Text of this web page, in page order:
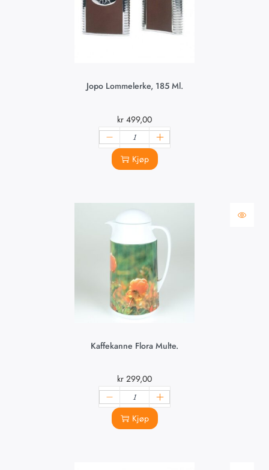
Jopo Lommelerke, 185 Ml.
kr 499,00
Kjøp
Kaffekanne Flora Multe.
kr 299,00
Kjøp